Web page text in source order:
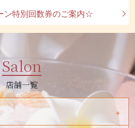
ン特別回数券のご案内☆
Salon
店舗一覧